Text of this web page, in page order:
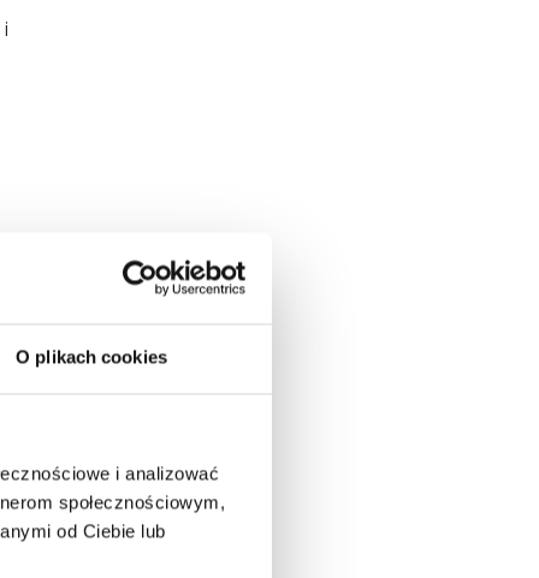
O plikach cookies
i analizować
społecznościowym,
od Ciebie lub